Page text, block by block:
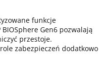
funkcje
Gen6 pozwalają
przestoje.
zabezpieczeń dodatkowo